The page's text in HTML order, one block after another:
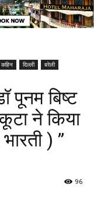
दिल्ली
बरेली
पूनम बिष्ट
ने किया
) ”
96